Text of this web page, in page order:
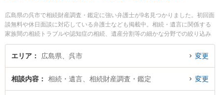
広島県の呉市で相続財産調査・鑑定に強い弁護士が9名見つかりました。初回面
談無料や休日面談に対応している弁護士なども掲載中。相続・遺言に関係する
家族間の相続トラブルや認知症の相続、遺産分割等の細かな分野での絞り込み
検索もでき便利です。特にクレール法律事務所の平岡 達也弁護士や山岡法律事
務所の山岡 嗣也弁護士、弁護士法人たおく法律事務所の田奥 明生弁護士のプロ
『相続財産調査・鑑定のトラブル解決の実績豊富な近くの弁護士を検索した
い』『初回相談無料で相続財産調査・鑑定を法律相談できる呉市内の弁護士に
エリア 広島県、呉市 変更
相談内容 相続・遺言、相続財産調査・鑑定 変更